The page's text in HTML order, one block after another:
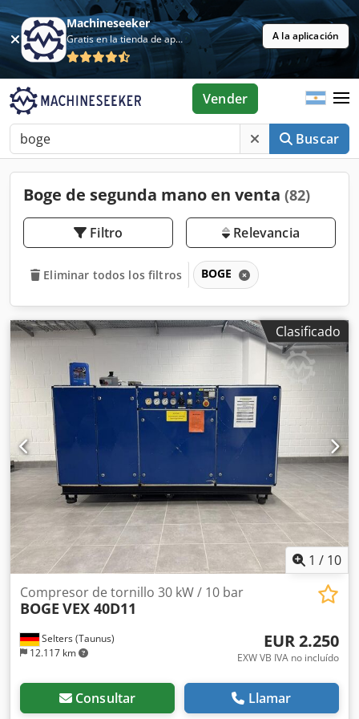
Machineseeker
Gratis en la tienda de aplicaciones A la aplicación
Buscar
Vender
Boge de segunda mano en venta (82)
Filtro Relevancia
Eliminar todos los filtros BOGE
Clasificado
1 / 10
Selters (Taunus)
12.117 km
Compresor de tornillo 30 kW / 10 bar
BOGE VEX 40D11
EUR 2.250
EXW VB IVA no incluído
Consultar Llamar